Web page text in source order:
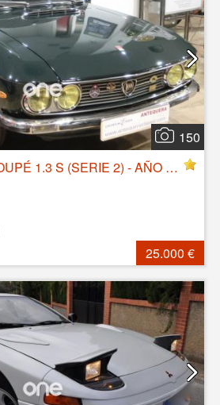
150
LANCIA FULVIA COUPÉ 1.3 S (SERIE 2) - AÑO 1973
25.000 €